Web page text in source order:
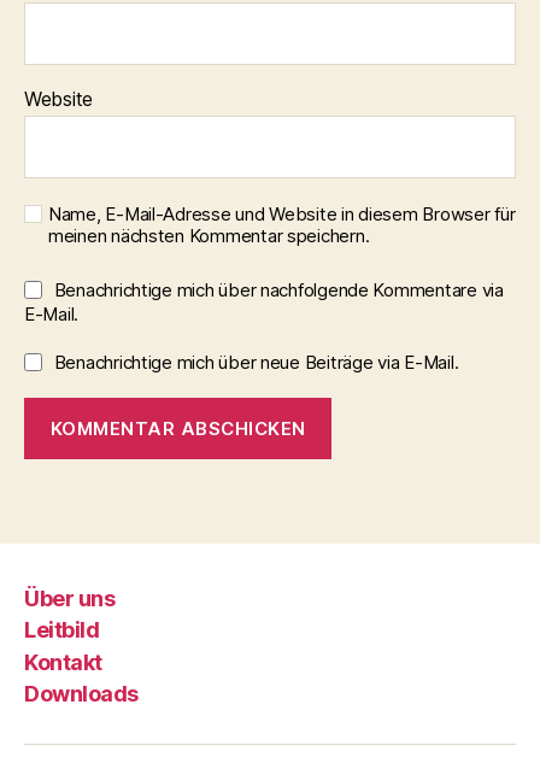
Website
Name, E-Mail-Adresse und Website in diesem Browser für
meinen nächsten Kommentar speichern.
Benachrichtige mich über nachfolgende Kommentare via
E-Mail.
Benachrichtige mich über neue Beiträge via E-Mail.
Über uns
Leitbild
Kontakt
Downloads